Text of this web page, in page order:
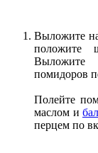
Выложите
положите
Выложите
помидоров
Полейте
маслом и
перцем по